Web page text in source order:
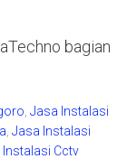
bagian
Jasa Instalasi
Jasa Instalasi
Cctv